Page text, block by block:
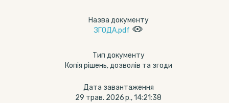
Назва документу
ЗГОДА.pdf
Тип документу
Копія рішень, дозволів та згоди
Дата завантаження
29 трав. 2026 р., 14:21:38